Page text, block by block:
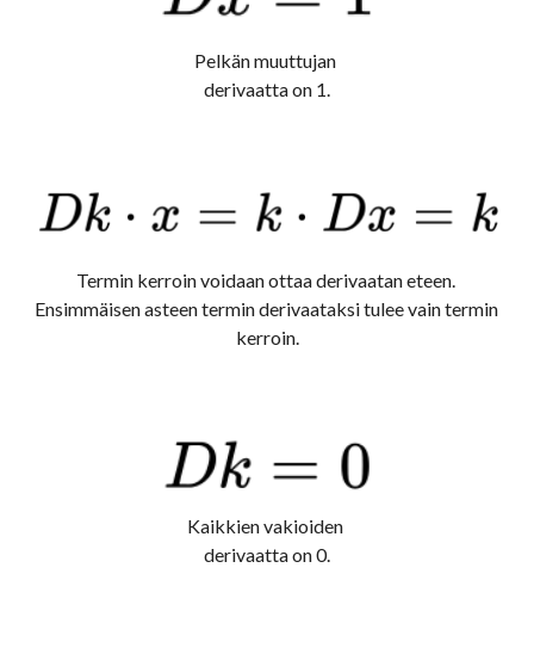
Pelkän muuttujan
derivaatta on 1.
Termin kerroin voidaan ottaa derivaatan eteen.
Ensimmäisen asteen termin derivaataksi tulee vain termin
kerroin.
Kaikkien vakioiden
derivaatta on 0.